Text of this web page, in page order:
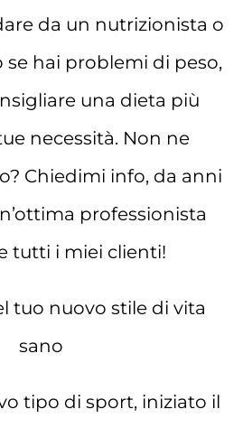
da un nutrizionista o
hai problemi di peso,
una dieta più
necessità. Non ne
Chiedimi info, da anni
professionista
tutti i miei clienti!
tuo nuovo stile di vita
sano
tipo di sport, iniziato il